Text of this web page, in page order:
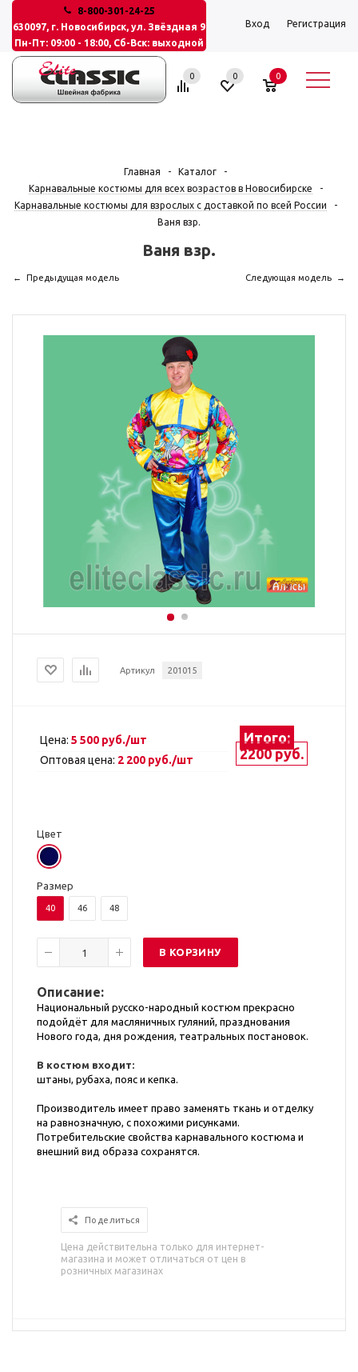
8-800-301-24-25
630097, г. Новосибирск, ул. Звёздная 9
Пн-Пт: 09:00 - 18:00, Сб-Вск: выходной
Вход Регистрация
0 0 0
Главная - Каталог
-
Карнавальные костюмы для всех возрастов в Новосибирске
-
Карнавальные костюмы для взрослых с доставкой по всей России
-
Ваня взр.
Ваня взр.
Артикул 201015
Цена: 5 500 руб./шт
Оптовая цена: 2 200 руб./шт
Итого:
2200 руб.
Цвет
Размер
40 46 48
В КОРЗИНУ
Описание:
Национальный русско-народный костюм прекрасно
подойдёт для масляничных гуляний, празднования
Нового года, дня рождения, театральных постановок.
В костюм входит:
штаны, рубаха, пояс и кепка.
Производитель имеет право заменять ткань и отделку
на равнозначную, с похожими рисунками.
Потребительские свойства карнавального костюма и
внешний вид образа сохранятся.
Поделиться
Цена действительна только для интернет-
магазина и может отличаться от цен в
розничных магазинах
Предыдущая модель Следующая модель